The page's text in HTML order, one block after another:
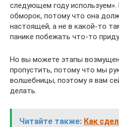
следующем году используем».
обморок, потому что она
настоящей, а не в какой-то
панике побежать что-то
Но вы можете этапы
пропустить, потому что мы
волшебницы, поэтому я вам
делать.
Читайте также: Как